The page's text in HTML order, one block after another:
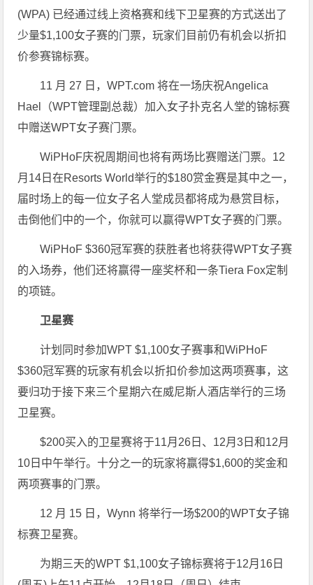
(WPA) 已经通过线上资格赛和线下卫星赛的方式送出了
少量$1,100女子赛的门票，玩家们目前仍有机会以折扣
价参赛锦标赛。
11 月 27 日，WPT.com 将在一场庆祝Angelica
Hael（WPT管理副总裁）加入女子扑克名人堂的锦标赛
中赠送WPT女子赛门票。
WiPHoF庆祝周期间也将有两场比赛赠送门票。12
月14日在Resorts World举行的$180赏金赛是其中之一，
届时场上的每一位女子名人堂成员都将成为悬赏目标，
击倒他们中的一个，你就可以赢得WPT女子赛的门票。
WiPHoF $360冠军赛的获胜者也将获得WPT女子赛
的入场券，他们还将赢得一座奖杯和一条Tiera Fox定制
的项链。
卫星赛
计划同时参加WPT $1,100女子赛事和WiPHoF
$360冠军赛的玩家有机会以折扣价参加这两项赛事，这
要归功于接下来三个星期六在威尼斯人酒店举行的三场
卫星赛。
$200买入的卫星赛将于11月26日、12月3日和12月
10日中午举行。十分之一的玩家将赢得$1,600的奖金和
两项赛事的门票。
12 月 15 日，Wynn 将举行一场$200的WPT女子锦
标赛卫星赛。
为期三天的WPT $1,100女子锦标赛将于12月16日